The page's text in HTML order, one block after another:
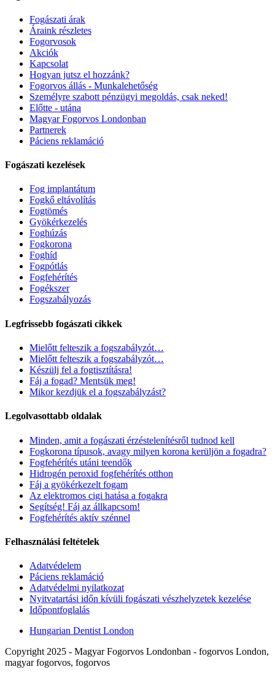
Fogászati árak
Áraink részletes
Fogorvosok
Akciók
Kapcsolat
Hogyan jutsz el hozzánk?
Fogorvos állás - Munkalehetőség
Személyre szabott pénzügyi megoldás, csak neked!
Előtte - utána
Magyar Fogorvos Londonban
Partnerek
Páciens reklamáció
Fogászati kezelések
Fog implantátum
Fogkő eltávolítás
Fogtömés
Gyökérkezelés
Foghúzás
Fogkorona
Foghíd
Fogpótlás
Fogfehérítés
Fogékszer
Fogszabályozás
Legfrissebb fogászati cikkek
Mielőtt felteszik a fogszabályzót…
Mielőtt felteszik a fogszabályzót…
Készülj fel a fogtisztításra!
Fáj a fogad? Mentsük meg!
Mikor kezdjük el a fogszabályzást?
Legolvasottabb oldalak
Minden, amit a fogászati érzéstelenítésről tudnod kell
Fogkorona típusok, avagy milyen korona kerüljön a fogadra?
Fogfehérítés utáni teendők
Hidrogén peroxid fogfehérítés otthon
Fáj a gyökérkezelt fogam
Az elektromos cigi hatása a fogakra
Segítség! Fáj az állkapcsom!
Fogfehérítés aktív szénnel
Felhasználási feltételek
Adatvédelem
Páciens reklamáció
Adatvédelmi nyilatkozat
Nyitvatartási időn kívüli fogászati vészhelyzetek kezelése
Időpontfoglalás
Hungarian Dentist London
Copyright 2025 - Magyar Fogorvos Londonban - fogorvos London,
magyar fogorvos, fogorvos